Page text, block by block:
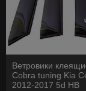
Ветровики
Cobra tuning Kia
2012-2017 5d HB